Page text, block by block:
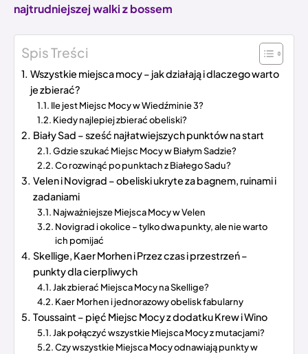
najtrudniejszej walki z bossem
Spis Treści
Wszystkie miejsca mocy – jak działają i dlaczego warto
je zbierać?
Ile jest Miejsc Mocy w Wiedźminie 3?
Kiedy najlepiej zbierać obeliski?
Biały Sad – sześć najłatwiejszych punktów na start
Gdzie szukać Miejsc Mocy w Białym Sadzie?
Co rozwinąć po punktach z Białego Sadu?
Velen i Novigrad – obeliski ukryte za bagnem, ruinami i
zadaniami
Najważniejsze Miejsca Mocy w Velen
Novigrad i okolice – tylko dwa punkty, ale nie warto
ich pomijać
Skellige, Kaer Morhen i Przez czas i przestrzeń –
punkty dla cierpliwych
Jak zbierać Miejsca Mocy na Skellige?
Kaer Morhen i jednorazowy obelisk fabularny
Toussaint – pięć Miejsc Mocy z dodatku Krew i Wino
Jak połączyć wszystkie Miejsca Mocy z mutacjami?
Czy wszystkie Miejsca Mocy odnawiają punkty w